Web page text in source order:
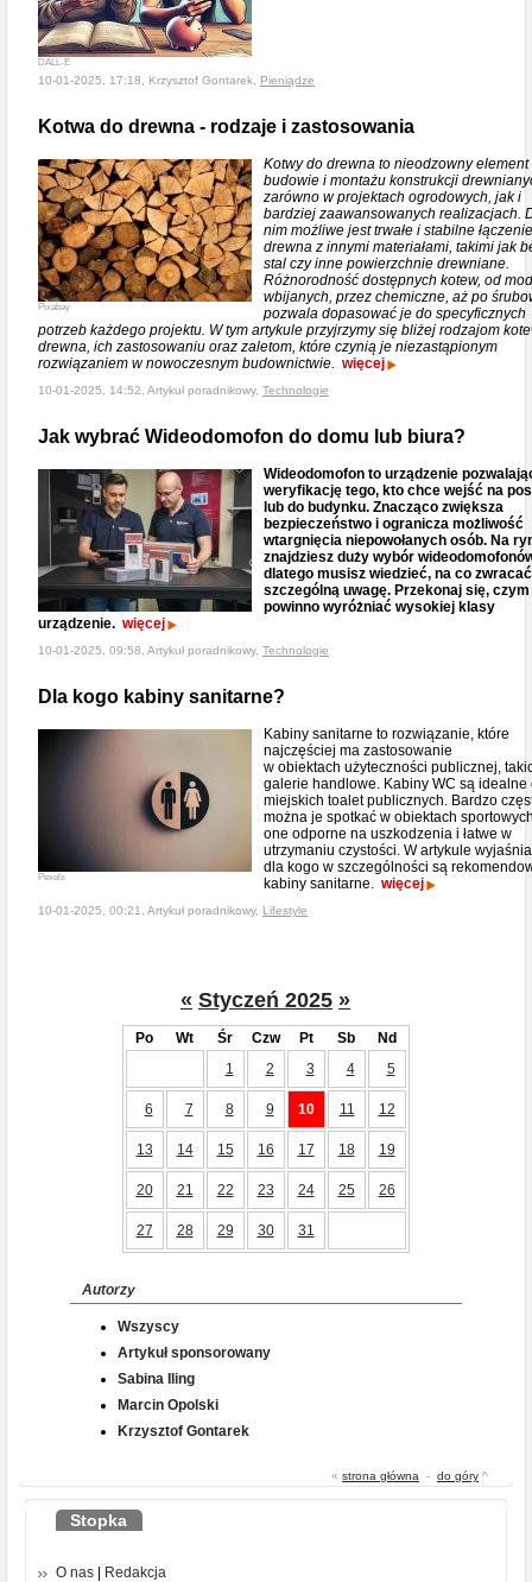
DALL-E
10-01-2025, 17:18, Krzysztof Gontarek, Pieniądze
Kotwa do drewna - rodzaje i zastosowania
Pixabay
Kotwy do drewna to nieodzowny element
budowie i montażu konstrukcji
zarówno w projektach ogrodowych, jak i
bardziej zaawansowanych realizacjach.
nim możliwe jest trwałe i stabilne łączenie
drewna z innymi materiałami, takimi jak
stal czy inne powierzchnie drewniane.
Różnorodność dostępnych kotew, od
wbijanych, przez chemiczne, aż po
pozwala dopasować je do specyficznych
potrzeb każdego projektu. W tym artykule przyjrzymy się bliżej rodzajom
drewna, ich zastosowaniu oraz zaletom, które czynią je niezastąpionym
rozwiązaniem w nowoczesnym budownictwie. więcej
10-01-2025, 14:52, Artykuł poradnikowy, Technologie
Jak wybrać Wideodomofon do domu lub biura?
Wideodomofon to urządzenie
weryfikację tego, kto chce wejść na
lub do budynku. Znacząco zwiększa
bezpieczeństwo i ogranicza możliwość
wtargnięcia niepowołanych osób. Na
znajdziesz duży wybór
dlatego musisz wiedzieć, na co zwracać
szczególną uwagę. Przekonaj się, czym
powinno wyróżniać wysokiej klasy
urządzenie. więcej
10-01-2025, 09:58, Artykuł poradnikowy, Technologie
Dla kogo kabiny sanitarne?
Pexels
Kabiny sanitarne to rozwiązanie, które
najczęściej ma zastosowanie
w obiektach użyteczności publicznej,
galerie handlowe. Kabiny WC są idealne
miejskich toalet publicznych. Bardzo
można je spotkać w obiektach
one odporne na uszkodzenia i łatwe w
utrzymaniu czystości. W artykule
dla kogo w szczególności są
kabiny sanitarne. więcej
10-01-2025, 00:21, Artykuł poradnikowy, Lifestyle
« Styczeń 2025 »
Po Wt Śr Czw Pt Sb
Nd
1
2 3 4 5
6 7 8 9 10 11 12
13 14 15 16 17 18 19
20 21 22 23 24 25 26
27 28 29 30 31
Autorzy
Wszyscy
Artykuł sponsorowany
Sabina Iling
Marcin Opolski
Krzysztof Gontarek
« strona główna - do góry ^
Stopka
O nas Redakcja